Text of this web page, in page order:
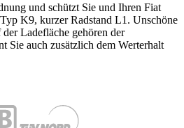
und schützt Sie und Ihren Fiat
K9, kurzer Radstand L1. Unschöne
Ladefläche gehören der
Sie auch zusätzlich dem Werterhalt